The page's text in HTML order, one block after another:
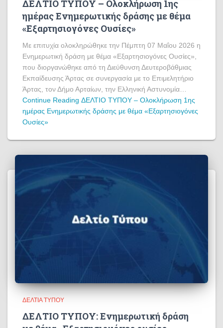
ΔΕΛΤΙΟ ΤΥΠΟΥ – Ολοκλήρωση 1ης
ημέρας Ενημερωτικής δράσης με θέμα
«Εξαρτησιογόνες Ουσίες»
Με επιτυχία ολοκληρώθηκε την Πέμπτη 07 Μαΐου 2026 η
Ενημερωτική δράση με θέμα «Εξαρτησιογόνες Ουσίες»,
που διοργανώθηκε από τη Διεύθυνση Δευτεροβάθμιας
Εκπαίδευσης Άρτας σε συνεργασία με το Επιμελητήριο
Άρτας, τον Δήμο Αρταίων, την Ελληνική Αστυνομία…
Continue Reading ΔΕΛΤΙΟ ΤΥΠΟΥ – Ολοκλήρωση 1ης
ημέρας Ενημερωτικής δράσης με θέμα «Εξαρτησιογόνες
Ουσίες»
ΔΕΛΤΊΑ ΤΎΠΟΥ
ΔΕΛΤΙΟ ΤΥΠΟΥ: Ενημερωτική δράση